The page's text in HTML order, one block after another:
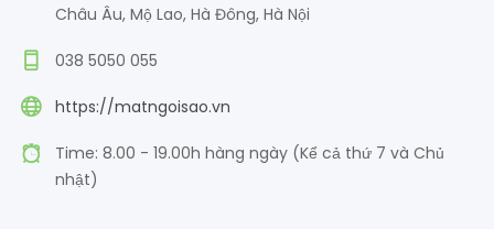
Châu Âu, Mộ Lao, Hà Đông, Hà Nội
038 5050 055
https://matngoisao.vn
Time: 8.00 - 19.00h hàng ngày (Kể cả thứ 7 và Chủ
nhật)